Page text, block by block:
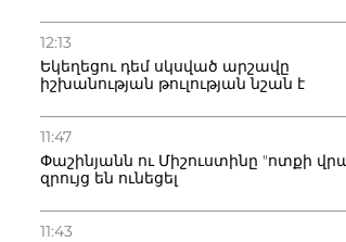
12:13
Եկեղեցու դեմ սկսված արշավը
իշխանության թուլության նշան է
11:47
Փաշինյանն ու Միշուստինը "ոտքի
զրույց են ունեցել
11:43